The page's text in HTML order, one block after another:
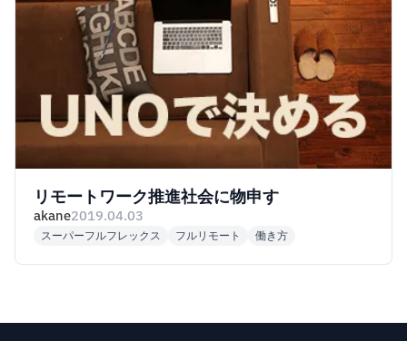
リモートワーク推進社会に物申す
akane2019.04.03
スーパーフルフレックス フルリモート 働き方